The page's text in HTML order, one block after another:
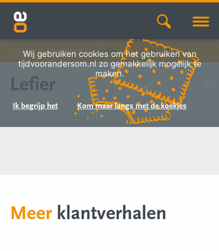
Home Onze klanten Lefier
Lefier
Meerklantverhalen
Wij gebruiken cookies om het gebruiken van
tijdvoorandersom.nl zo gemakkelijk mogelijk te
maken.
Ik begrijp het Kom maar langs met de koekjes